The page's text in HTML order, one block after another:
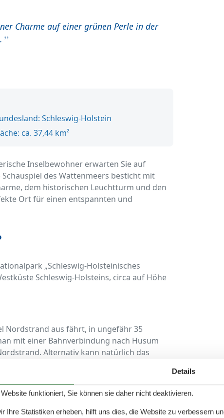
Charme auf einer grünen Perle in der
Schleswig-Holstein
ca. 37,44 km²
Inselbewohner erwarten Sie auf
des Wattenmeers besticht mit
dem historischen Leuchtturm und den
Ort für einen entspannten und
„Schleswig-Holsteinisches
Schleswig-Holsteins, circa auf Höhe
Nordstrand aus fährt, in ungefähr 35
mit einer Bahnverbindung nach Husum
Alternativ kann natürlich das
Was kann
Details
funktioniert, Sie können sie daher nicht deaktivieren.
Ihre Statistiken erheben, hilft uns dies, die Website zu verbessern